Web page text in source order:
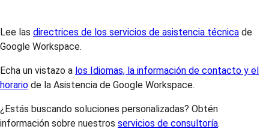
Lee las directrices de los servicios de asistencia técnica de
Google Workspace.
Echa un vistazo a los Idiomas, la información de contacto y el
horario de la Asistencia de Google Workspace.
¿Estás buscando soluciones personalizadas? Obtén
información sobre nuestros servicios de consultoría.